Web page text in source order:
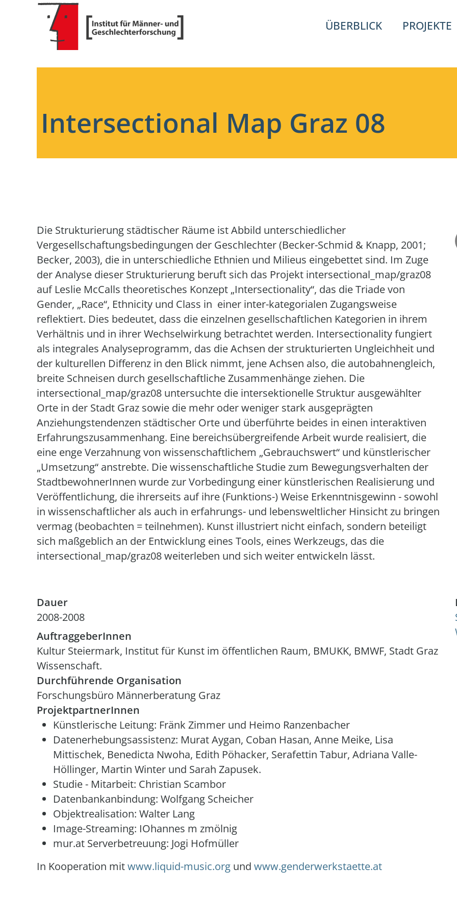
ÜBERBLICK PROJEKTE
Intersectional Map Graz 08
Die Strukturierung städtischer Räume ist Abbild unterschiedlicher
Vergesellschaftungsbedingungen der Geschlechter (Becker-Schmid & Knapp, 2001;
Becker, 2003), die in unterschiedliche Ethnien und Milieus eingebettet sind. Im Zuge
der Analyse dieser Strukturierung beruft sich das Projekt intersectional_map/graz08
auf Leslie McCalls theoretisches Konzept „Intersectionality“, das die Triade von
Gender, „Race“, Ethnicity und Class in einer inter-kategorialen Zugangsweise
reflektiert. Dies bedeutet, dass die einzelnen gesellschaftlichen Kategorien in ihrem
Verhältnis und in ihrer Wechselwirkung betrachtet werden. Intersectionality fungiert
als integrales Analyseprogramm, das die Achsen der strukturierten Ungleichheit und
der kulturellen Differenz in den Blick nimmt, jene Achsen also, die autobahnengleich,
breite Schneisen durch gesellschaftliche Zusammenhänge ziehen. Die
intersectional_map/graz08 untersuchte die intersektionelle Struktur ausgewählter
Orte in der Stadt Graz sowie die mehr oder weniger stark ausgeprägten
Anziehungstendenzen städtischer Orte und überführte beides in einen interaktiven
Erfahrungszusammenhang. Eine bereichsübergreifende Arbeit wurde realisiert, die
eine enge Verzahnung von wissenschaftlichem „Gebrauchswert“ und künstlerischer
„Umsetzung“ anstrebte. Die wissenschaftliche Studie zum Bewegungsverhalten der
StadtbewohnerInnen wurde zur Vorbedingung einer künstlerischen Realisierung und
Veröffentlichung, die ihrerseits auf ihre (Funktions-) Weise Erkenntnisgewinn - sowohl
in wissenschaftlicher als auch in erfahrungs- und lebensweltlicher Hinsicht zu bringen
vermag (beobachten = teilnehmen). Kunst illustriert nicht einfach, sondern beteiligt
sich maßgeblich an der Entwicklung eines Tools, eines Werkzeugs, das die
intersectional_map/graz08 weiterleben und sich weiter entwickeln lässt.
Dauer
2008-2008
AuftraggeberInnen
Kultur Steiermark, Institut für Kunst im öffentlichen Raum, BMUKK, BMWF, Stadt Graz
Wissenschaft.
Durchführende Organisation
Forschungsbüro Männerberatung Graz
ProjektpartnerInnen
Künstlerische Leitung: Fränk Zimmer und Heimo Ranzenbacher
Datenerhebungsassistenz: Murat Aygan, Coban Hasan, Anne Meike, Lisa
Mittischek, Benedicta Nwoha, Edith Pöhacker, Serafettin Tabur, Adriana Valle-
Höllinger, Martin Winter und Sarah Zapusek.
Studie - Mitarbeit: Christian Scambor
Datenbankanbindung: Wolfgang Scheicher
Objektrealisation: Walter Lang
Image-Streaming: IOhannes m zmölnig
mur.at Serverbetreuung: Jogi Hofmüller
In Kooperation mitwww.liquid-music.org und www.genderwerkstaette.at